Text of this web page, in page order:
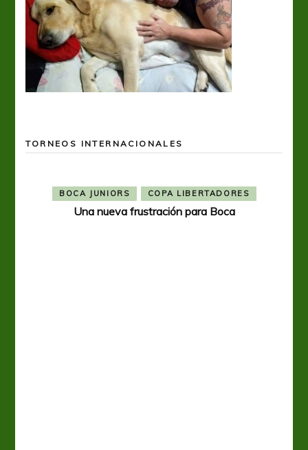
TORNEOS INTERNACIONALES
BOCA JUNIORS COPA LIBERTADORES
Una nueva frustración para Boca